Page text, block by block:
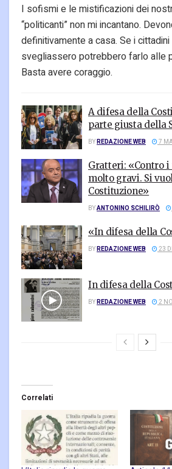
I sofismi e le mistificazioni dei
“politicanti” non mi incantano.
definitivamente a casa. Se i
svegliassero potrebbero farlo alle
Basta avere coraggio.
A difesa della
parte giusta della
BYREDAZIONE WEB 7
Gratteri: «Contro
molto gravi. Si
Costituzione»
BYANTONINO SCHILIRÒ
«In difesa della
BYREDAZIONE WEB 23
In difesa della
BYREDAZIONE WEB 2
Correlati